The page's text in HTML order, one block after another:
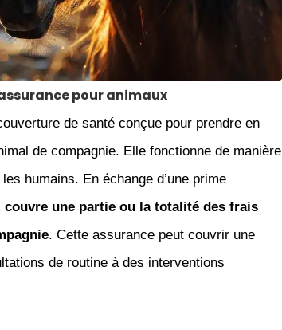
pour animaux
de santé conçue pour prendre en
de compagnie. Elle fonctionne de manière
humains. En échange d’une prime
couvre une partie ou la totalité des frais
. Cette assurance peut couvrir une
de routine à des interventions